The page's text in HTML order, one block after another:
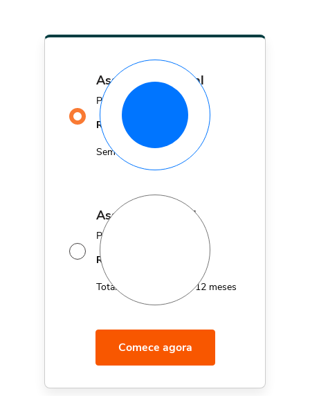
assinatura mensal
Por apenas
R$
29,90 MÊS
Sem fidelidade
assinatura anual
Por apenas 12x de
R$
MÊS
Total de R$179,40 por 12 meses
Comece agora